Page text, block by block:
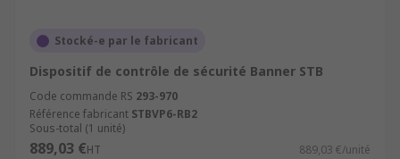
Stocké-e par le fabricant
Dispositif de contrôle de sécurité Banner STB
Code commande RS 293-970
Référence fabricant STBVP6-RB2
Sous-total (1 unité)
889,03 €HT 889,03 €/unité